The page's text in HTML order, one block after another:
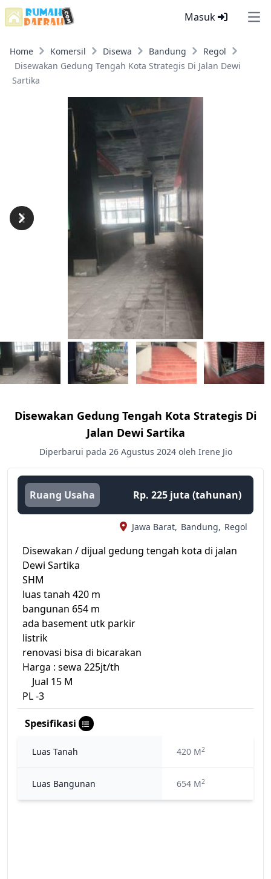
Masuk
Home Komersil Disewa Bandung
Regol
Disewakan Gedung Tengah Kota Strategis Di Jalan Dewi
Sartika
Previous
Next
Disewakan Gedung Tengah Kota Strategis Di
Jalan Dewi Sartika
Diperbarui pada 26 Agustus 2024 oleh Irene Jio
Ruang Usaha Rp. 225 juta (tahunan)
Jawa Barat, Bandung, Regol
Disewakan / dijual gedung tengah kota di jalan
Dewi Sartika
SHM
luas tanah 420 m
bangunan 654 m
ada basement utk parkir
listrik
renovasi bisa di bicarakan
Harga : sewa 225jt/th
Jual 15 M
PL -3
Spesifikasi
Luas Tanah 420 M2
Luas Bangunan 654 M2